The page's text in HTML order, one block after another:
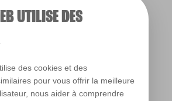
UTILISE DES
des cookies et des
pour vous offrir la meilleure
nous aider à comprendre
Submarine Blue
L15bW28b